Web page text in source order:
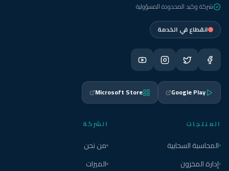
شركة وكيد المحدودة المسؤولية
انقطاع في الخدمة
Google Play
Microsoft Store
المنتجات
المحاسبة السحابية
إدارة المخزون
الشركة
من نحن
الميزات